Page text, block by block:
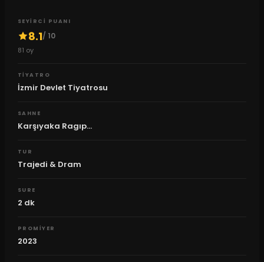
SEYIRCI PUANI
8.1/ 10
81 oy
TIYATRO
İzmir Devlet Tiyatrosu
SAHNE
Karşıyaka Ragıp...
TUR
Trajedi & Dram
SURE
2 dk
PROMIYER
2023